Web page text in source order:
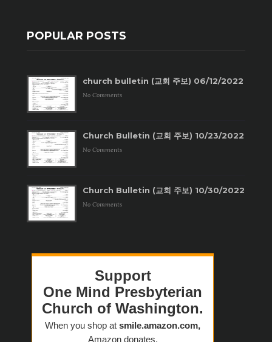
POPULAR POSTS
church bulletin (교회 주보) 06/12/2022
No Comments
Church Bulletin (교회 주보) 10/23/2022
No Comments
Church Bulletin (교회 주보) 10/30/2022
No Comments